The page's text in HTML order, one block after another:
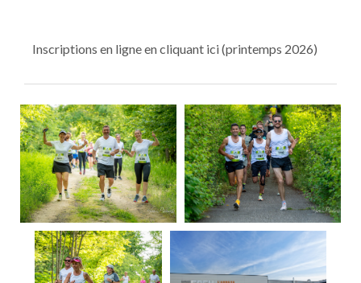
Inscriptions en ligne en cliquant ici (printemps 2026)